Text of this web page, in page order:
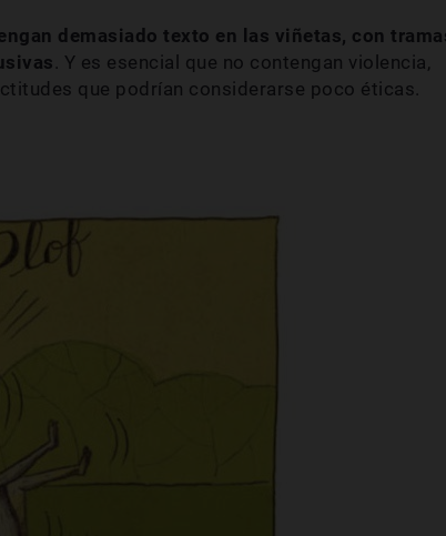
demasiado texto en las viñetas, con
. Y es esencial que no contengan violencia,
que podrían considerarse poco éticas.